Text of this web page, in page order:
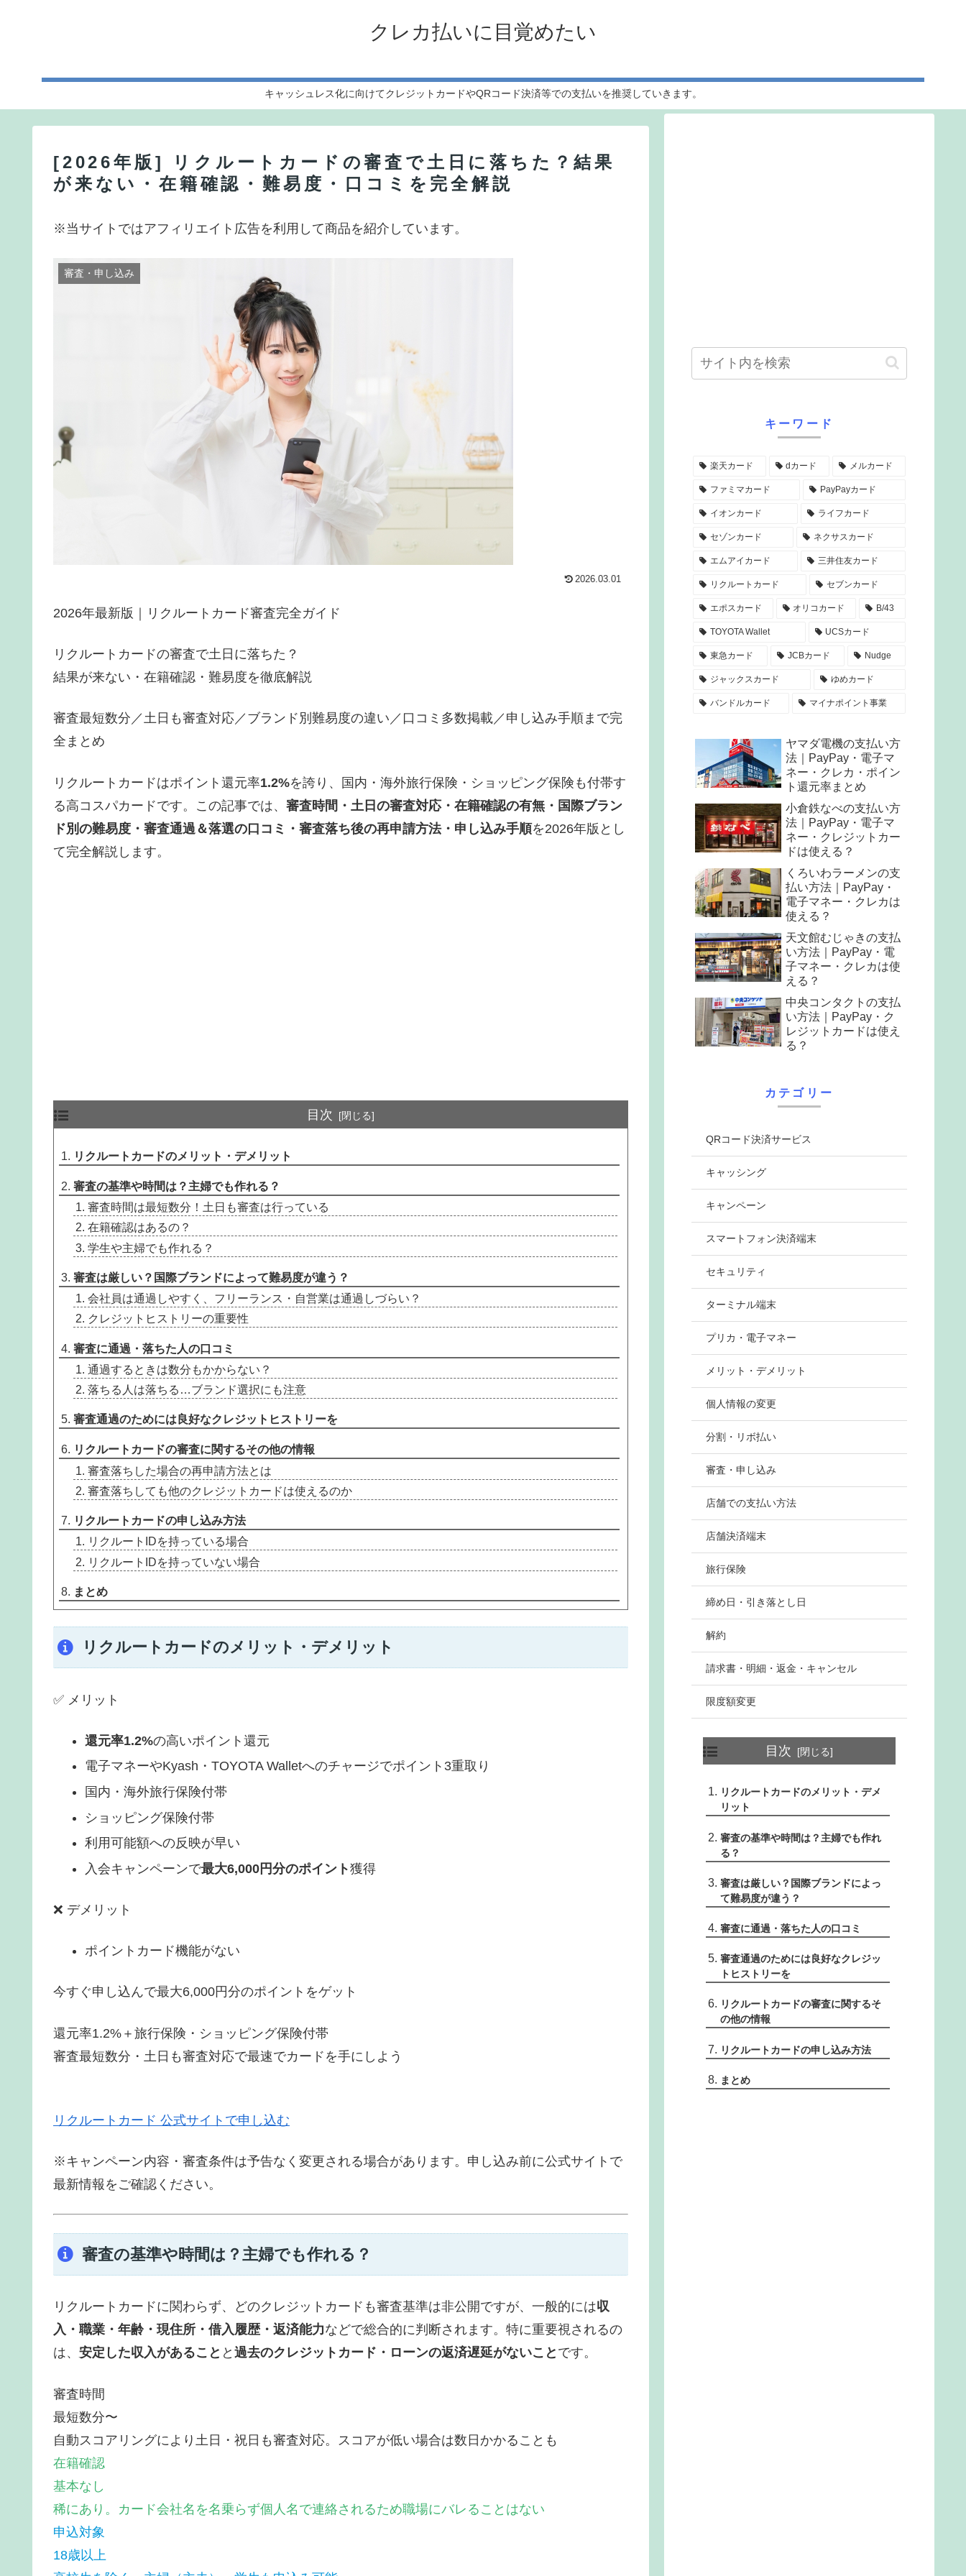
クレカ払いに目覚めたい
キャッシュレス化に向けてクレジットカードやQRコード決済等での支払いを推奨していきます。
[2026年版] リクルートカードの審査で土日に落ちた？結果
が来ない・在籍確認・難易度・口コミを完全解説
※当サイトではアフィリエイト広告を利用して商品を紹介しています。
審査・申し込み
2026.03.01
2026年最新版｜リクルートカード審査完全ガイド
リクルートカードの審査で土日に落ちた？
結果が来ない・在籍確認・難易度を徹底解説
審査最短数分／土日も審査対応／ブランド別難易度の違い／口コミ多数掲載／申し込み手順まで完
全まとめ
リクルートカードはポイント還元率1.2%を誇り、国内・海外旅行保険・ショッピング保険も付帯す
る高コスパカードです。この記事では、 審査時間・土日の審査対応・在籍確認の有無・国際ブラン
ド別の難易度・審査通過＆落選の口コミ・審査落ち後の再申請方法・申し込み手順を2026年版とし
て完全解説します。
目次
リクルートカードのメリット・デメリット
審査の基準や時間は？主婦でも作れる？
審査時間は最短数分！土日も審査は行っている
在籍確認はあるの？
学生や主婦でも作れる？
審査は厳しい？国際ブランドによって難易度が違う？
会社員は通過しやすく、フリーランス・自営業は通過しづらい？
クレジットヒストリーの重要性
審査に通過・落ちた人の口コミ
通過するときは数分もかからない？
落ちる人は落ちる…ブランド選択にも注意
審査通過のためには良好なクレジットヒストリーを
リクルートカードの審査に関するその他の情報
審査落ちした場合の再申請方法とは
審査落ちしても他のクレジットカードは使えるのか
リクルートカードの申し込み方法
リクルートIDを持っている場合
リクルートIDを持っていない場合
まとめ
リクルートカードのメリット・デメリット
✅ メリット
還元率1.2%の高いポイント還元
電子マネーやKyash・TOYOTA Walletへのチャージでポイント3重取り
国内・海外旅行保険付帯
ショッピング保険付帯
利用可能額への反映が早い
入会キャンペーンで最大6,000円分のポイント獲得
❌ デメリット
ポイントカード機能がない
今すぐ申し込んで最大6,000円分のポイントをゲット
還元率1.2%＋旅行保険・ショッピング保険付帯
審査最短数分・土日も審査対応で最速でカードを手にしよう
リクルートカード 公式サイトで申し込む
※キャンペーン内容・審査条件は予告なく変更される場合があります。申し込み前に公式サイトで
最新情報をご確認ください。
審査の基準や時間は？主婦でも作れる？
リクルートカードに関わらず、どのクレジットカードも審査基準は非公開ですが、一般的には収
入・職業・年齢・現住所・借入履歴・返済能力などで総合的に判断されます。特に重要視されるの
は、 安定した収入があること と 過去のクレジットカード・ローンの返済遅延がないこと です。
審査時間
最短数分〜
自動スコアリングにより土日・祝日も審査対応。スコアが低い場合は数日かかることも
在籍確認
基本なし
稀にあり。カード会社名を名乗らず個人名で連絡されるため職場にバレることはない
申込対象
18歳以上
キーワード
楽天カード dカード メルカード
ファミマカード PayPayカード
イオンカード ライフカード
セゾンカード ネクサスカード
エムアイカード 三井住友カード
リクルートカード セブンカード
エポスカード オリコカード B/43
TOYOTA Wallet UCSカード
東急カード JCBカード Nudge
ジャックスカード ゆめカード
バンドルカード マイナポイント事業
ヤマダ電機の支払い方
法｜PayPay・電子マ
ネー・クレカ・ポイン
ト還元率まとめ
小倉鉄なべの支払い方
法｜PayPay・電子マ
ネー・クレジットカー
ドは使える？
くろいわラーメンの支
払い方法｜PayPay・
電子マネー・クレカは
使える？
天文館むじゃきの支払
い方法｜PayPay・電
子マネー・クレカは使
える？
中央コンタクトの支払
い方法｜PayPay・ク
レジットカードは使え
る？
カテゴリー
QRコード決済サービス
キャッシング
キャンペーン
スマートフォン決済端末
セキュリティ
ターミナル端末
プリカ・電子マネー
メリット・デメリット
個人情報の変更
分割・リボ払い
審査・申し込み
店舗での支払い方法
店舗決済端末
旅行保険
締め日・引き落とし日
解約
請求書・明細・返金・キャンセル
限度額変更
目次
リクルートカードのメリット・デメ
リット
審査の基準や時間は？主婦でも作れ
る？
審査は厳しい？国際ブランドによっ
て難易度が違う？
審査に通過・落ちた人の口コミ
審査通過のためには良好なクレジッ
トヒストリーを
リクルートカードの審査に関するそ
の他の情報
リクルートカードの申し込み方法
まとめ